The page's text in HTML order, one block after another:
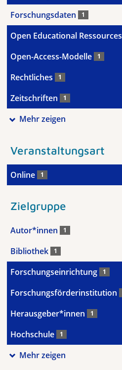
Forschungsdaten 1
Open Educational Ressources
Open-Access-Modelle 1
Rechtliches 1
Zeitschriften 1
Mehr zeigen
Veranstaltungsart
Online 1
Zielgruppe
Autor*innen 1
Bibliothek 1
Forschungseinrichtung 1
Forschungsförderinstitution
Herausgeber*innen 1
Hochschule 1
Mehr zeigen